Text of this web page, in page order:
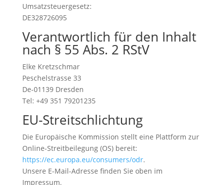
Umsatzsteuergesetz:
DE328726095
Verantwortlich für den Inhalt
nach § 55 Abs. 2 RStV
Elke Kretzschmar
Peschelstrasse 33
De-01139 Dresden
Tel: +49 351 79201235
EU-Streitschlichtung
Die Europäische Kommission stellt eine Plattform zur
Online-Streitbeilegung (OS) bereit:
https://ec.europa.eu/consumers/odr.
Unsere E-Mail-Adresse finden Sie oben im
Impressum.